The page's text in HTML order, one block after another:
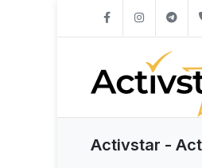
Activstar -